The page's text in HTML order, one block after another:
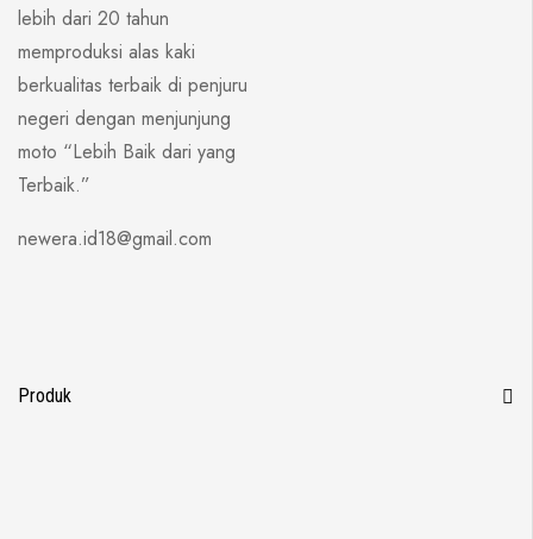
lebih dari 20 tahun
memproduksi alas kaki
berkualitas terbaik di penjuru
negeri dengan menjunjung
moto “Lebih Baik dari yang
Terbaik.”
newera.id18@gmail.com
Produk